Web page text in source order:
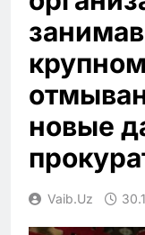
новые
Vaib.uz